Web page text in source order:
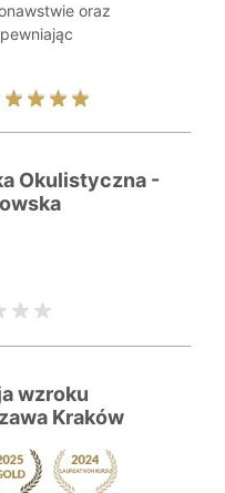
oraz
Okulistyczna -
wzroku
Kraków